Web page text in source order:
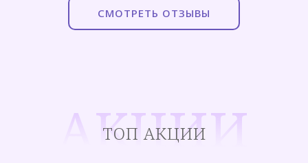
СМОТРЕТЬ ОТЗЫВЫ
АКЦИИ
ТОП АКЦИИ